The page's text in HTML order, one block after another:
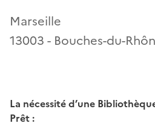
Marseille
13003 - Bouches-du-
La nécessité d’une
Prêt :